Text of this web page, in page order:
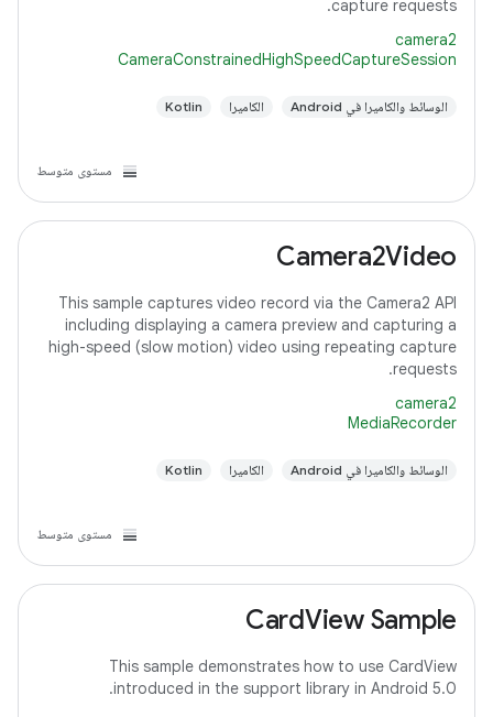
capture requests.
camera2
CameraConstrainedHighSpeedCaptureSession
الوسائط والكاميرا في Android الكاميرا Kotlin
مستوى متوسط
Camera2Video
This sample captures video record via the Camera2 API
including displaying a camera preview and capturing a
high-speed (slow motion) video using repeating capture
requests.
camera2
MediaRecorder
الوسائط والكاميرا في Android الكاميرا Kotlin
مستوى متوسط
CardView Sample
This sample demonstrates how to use CardView
introduced in the support library in Android 5.0.